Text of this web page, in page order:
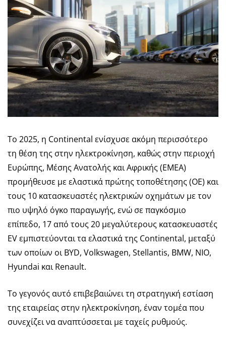
Το 2025, η Continental ενίσχυσε ακόμη περισσότερο
τη θέση της στην ηλεκτροκίνηση, καθώς στην περιοχή
Ευρώπης, Μέσης Ανατολής και Αφρικής (EMEA)
προμήθευσε με ελαστικά πρώτης τοποθέτησης (OE) και
τους 10 κατασκευαστές ηλεκτρικών οχημάτων με τον
πιο υψηλό όγκο παραγωγής, ενώ σε παγκόσμιο
επίπεδο, 17 από τους 20 μεγαλύτερους κατασκευαστές
EV εμπιστεύονται τα ελαστικά της Continental, μεταξύ
των οποίων οι BYD, Volkswagen, Stellantis, BMW, NIO,
Hyundai και Renault.
Το γεγονός αυτό επιβεβαιώνει τη στρατηγική εστίαση
της εταιρείας στην ηλεκτροκίνηση, έναν τομέα που
συνεχίζει να αναπτύσσεται με ταχείς ρυθμούς.